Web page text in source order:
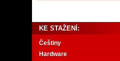
KE STAŽENÍ:
Češtiny
Hardware